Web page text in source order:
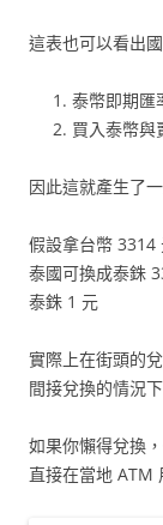
這表也可以看出
泰幣即期匯
買入泰幣與
因此這就產生了
假設拿台幣 3314
泰國可換成泰銖
泰銖 1 元
實際上在街頭的
間接兌換的情況
如果你懶得兌換
直接在當地 ATM